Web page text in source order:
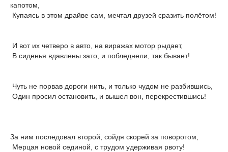
капотом,
Купаясь в этом драйве сам, мечтал друзей сразить полётом!
И вот их четверо в авто, на виражах мотор рыдает,
В сиденья вдавлены зато, и побледнели, так бывает!
Чуть не порвав дороги нить, и только чудом не разбившись,
Один просил остановить, и вышел вон, перекрестившись!
За ним последовал второй, сойдя скорей за поворотом,
Мерцая новой сединой, с трудом удерживая рвоту!